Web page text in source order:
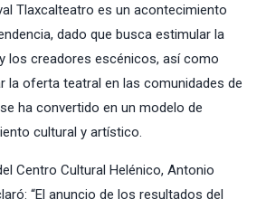
Tlaxcalteatro es un acontecimiento
dado que busca estimular la
los creadores escénicos, así como
la oferta teatral en las comunidades de
ha convertido en un modelo de
cultural y artístico.
Centro Cultural Helénico, Antonio
“El anuncio de los resultados del